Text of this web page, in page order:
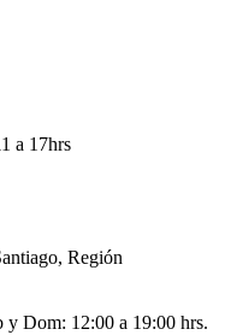
a 17hrs
Región
y Dom: 12:00 a 19:00 hrs.